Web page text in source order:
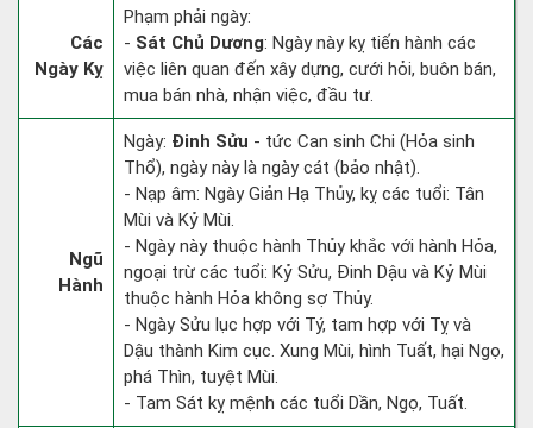
Các
Ngày Kỵ
Phạm phải ngày:
- Sát Chủ Dương: Ngày này kỵ tiến hành các
việc liên quan đến xây dựng, cưới hỏi, buôn bán,
mua bán nhà, nhận việc, đầu tư.
Ngũ
Hành
Ngày: Đinh Sửu - tức Can sinh Chi (Hỏa sinh
Thổ), ngày này là ngày cát (bảo nhật).
- Nạp âm: Ngày Giản Hạ Thủy, kỵ các tuổi: Tân
Mùi và Kỷ Mùi.
- Ngày này thuộc hành Thủy khắc với hành Hỏa,
ngoại trừ các tuổi: Kỷ Sửu, Đinh Dậu và Kỷ Mùi
thuộc hành Hỏa không sợ Thủy.
- Ngày Sửu lục hợp với Tý, tam hợp với Tỵ và
Dậu thành Kim cục. Xung Mùi, hình Tuất, hại Ngọ,
phá Thìn, tuyệt Mùi.
- Tam Sát kỵ mệnh các tuổi Dần, Ngọ, Tuất.